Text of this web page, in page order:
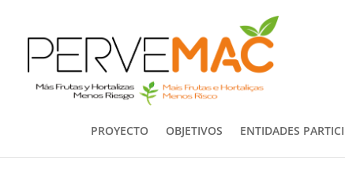
PROYECTO OBJETIVOS ENTIDADES